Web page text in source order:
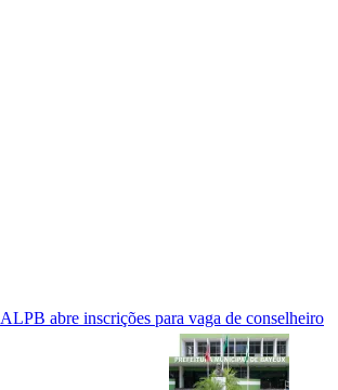
ALPB abre inscrições para vaga de conselheiro